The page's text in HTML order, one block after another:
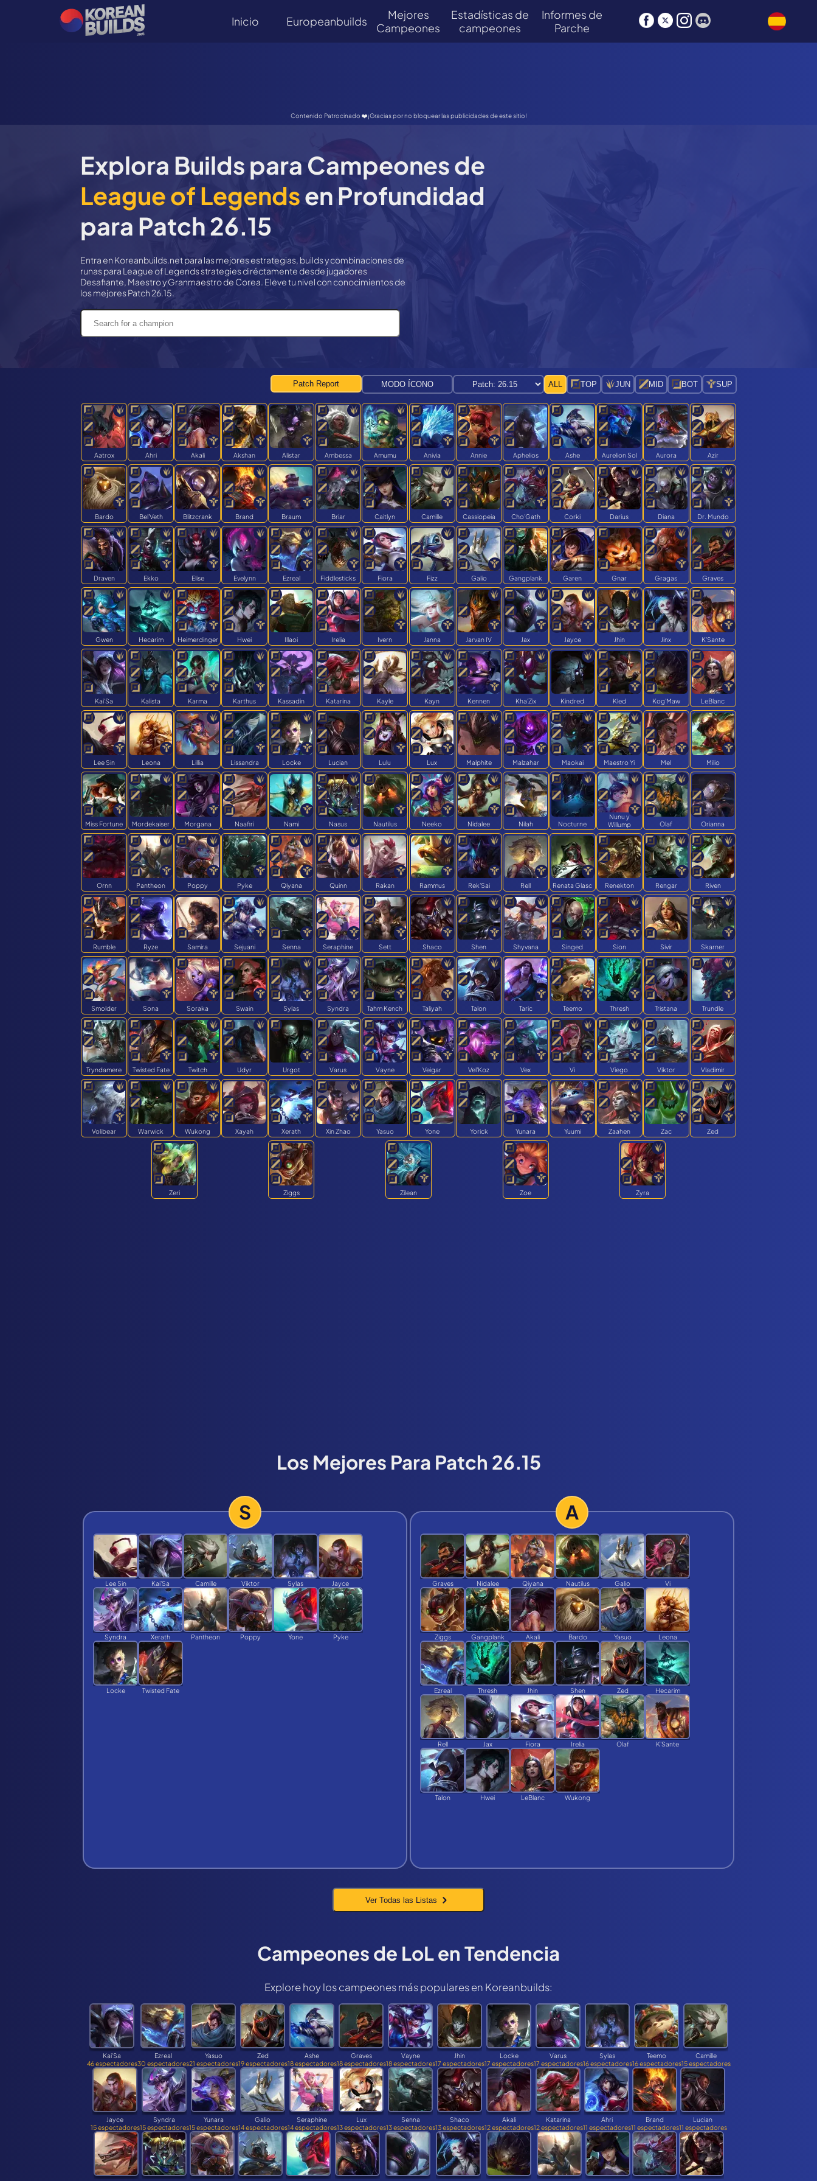
Inicio Europeanbuilds
Mejores
Campeones
Estadísticas de
campeones
Informes de
Parche
Contenido Patrocinado ❤️¡Gracias por no bloquear las publicidades de este sitio!
Explora Builds para Campeones de
League of Legendsen Profundidad
para Patch 26.15
Entra en Koreanbuilds.net para las mejores estrategias, builds y combinaciones de
runas para League of Legends strategies diréctamente desde jugadores
Desafiante, Maestro y Granmaestro de Corea. Eleve tu nivel con conocimientos de
los mejoresPatch 26.15
Patch Report MODO ÍCONO ALL TOP JUN MID BOT SUP
Aatrox Ahri Akali Akshan Alistar Ambessa Amumu Anivia Annie Aphelios Ashe Aurelion Sol Aurora Azir
Bardo Bel'Veth Blitzcrank Brand Braum Briar Caitlyn Camille Cassiopeia Cho'Gath Corki Darius Diana Dr. Mundo
Draven Ekko Elise Evelynn Ezreal Fiddlesticks Fiora Fizz Galio Gangplank Garen Gnar Gragas Graves
Gwen Hecarim Heimerdinger Hwei Illaoi Irelia Ivern Janna Jarvan IV Jax Jayce Jhin Jinx K'Sante
Kai'Sa Kalista Karma Karthus Kassadin Katarina Kayle Kayn Kennen Kha'Zix Kindred Kled Kog'Maw LeBlanc
Lee Sin Leona Lillia Lissandra Locke Lucian Lulu Lux Malphite Malzahar Maokai Maestro Yi Mel Milio
Miss Fortune Mordekaiser Morgana Naafiri Nami Nasus Nautilus Neeko Nidalee Nilah Nocturne
Nunu y
Willump
Olaf Orianna
Ornn Pantheon Poppy Pyke Qiyana Quinn Rakan Rammus Rek'Sai Rell Renata Glasc Renekton Rengar Riven
Rumble Ryze Samira Sejuani Senna Seraphine Sett Shaco Shen Shyvana Singed Sion Sivir Skarner
Smolder Sona Soraka Swain Sylas Syndra Tahm Kench Taliyah Talon Taric Teemo Thresh Tristana Trundle
Tryndamere Twisted Fate Twitch Udyr Urgot Varus Vayne Veigar Vel'Koz Vex Vi Viego Viktor Vladimir
Volibear Warwick Wukong Xayah Xerath Xin Zhao Yasuo Yone Yorick Yunara Yuumi Zaahen Zac Zed
Zeri Ziggs Zilean Zoe Zyra
Los Mejores Para Patch 26.15
S
Lee Sin Kai'Sa Camille Viktor Sylas Jayce
Syndra Xerath Pantheon Poppy Yone Pyke
Locke Twisted Fate
A
Graves Nidalee Qiyana Nautilus Galio Vi
Ziggs Gangplank Akali Bardo Yasuo Leona
Ezreal Thresh Jhin Shen Zed Hecarim
Rell Jax Fiora Irelia Olaf K'Sante
Talon Hwei LeBlanc Wukong
Ver Todas las Listas
Campeones de LoL en Tendencia
Explore hoy los campeones más populares en Koreanbuilds:
Kai'Sa
46 espectadores
Ezreal
30 espectadores
Yasuo
21 espectadores
Zed
19 espectadores
Ashe
18 espectadores
Graves
18 espectadores
Vayne
18 espectadores
Jhin
17 espectadores
Locke
17 espectadores
Varus
17 espectadores
Sylas
16 espectadores
Teemo
16 espectadores
Camille
15 espectadores
Jayce
15 espectadores
Syndra
15 espectadores
Yunara
15 espectadores
Galio
14 espectadores
Seraphine
14 espectadores
Lux
13 espectadores
Senna
13 espectadores
Shaco
13 espectadores
Akali
12 espectadores
Katarina
12 espectadores
Ahri
11 espectadores
Brand
11 espectadores
Lucian
11 espectadores